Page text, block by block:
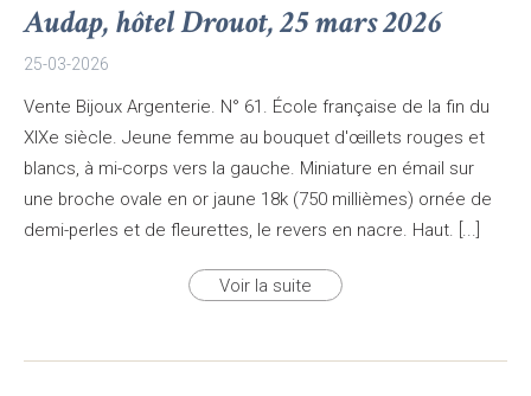
Audap, hôtel Drouot, 25 mars 2026
25-03-2026
Vente Bijoux Argenterie. N° 61. École française de la fin du
XIXe siècle. Jeune femme au bouquet d'œillets rouges et
blancs, à mi-corps vers la gauche. Miniature en émail sur
une broche ovale en or jaune 18k (750 millièmes) ornée de
demi-perles et de fleurettes, le revers en nacre. Haut. [...]
Voir la suite